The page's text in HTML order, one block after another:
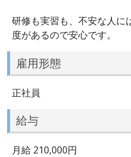
研修も実習も、不安な人に
度があるので安心です。
雇用形態
正社員
給与
月給 210,000円